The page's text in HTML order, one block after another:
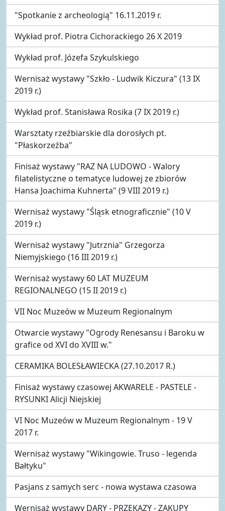
"Spotkanie z archeologią" 16.11.2019 r.
Wykład prof. Piotra Cichorackiego 26 X 2019
Wykład prof. Józefa Szykulskiego
Wernisaż wystawy "Szkło - Ludwik Kiczura" (13 IX
2019 r.)
Wykład prof. Stanisława Rosika (7 IX 2019 r.)
Warsztaty rzeźbiarskie dla dorosłych pt.
"Płaskorzeźba"
Finisaż wystawy "RAZ NA LUDOWO - Walory
filatelistyczne o tematyce ludowej ze zbiorów
Hansa Joachima Kuhnerta" (9 VIII 2019 r.)
Wernisaż wystawy "Śląsk etnograficznie" (10 V
2019 r.)
Wernisaż wystawy "Jutrznia" Grzegorza
Niemyjskiego (16 III 2019 r.)
Wernisaż wystawy 60 LAT MUZEUM
REGIONALNEGO (15 II 2019 r.)
VII Noc Muzeów w Muzeum Regionalnym
Otwarcie wystawy "Ogrody Renesansu i Baroku w
grafice od XVI do XVIII w."
CERAMIKA BOLESŁAWIECKA (27.10.2017 R.)
Finisaż wystawy czasowej AKWARELE - PASTELE -
RYSUNKI Alicji Niejskiej
VI Noc Muzeów w Muzeum Regionalnym - 19 V
2017 r.
Wernisaż wystawy "Wikingowie. Truso - legenda
Bałtyku"
Pasjans z samych serc - nowa wystawa czasowa
Wernisaż wystawy DARY - PRZEKAZY - ZAKUPY